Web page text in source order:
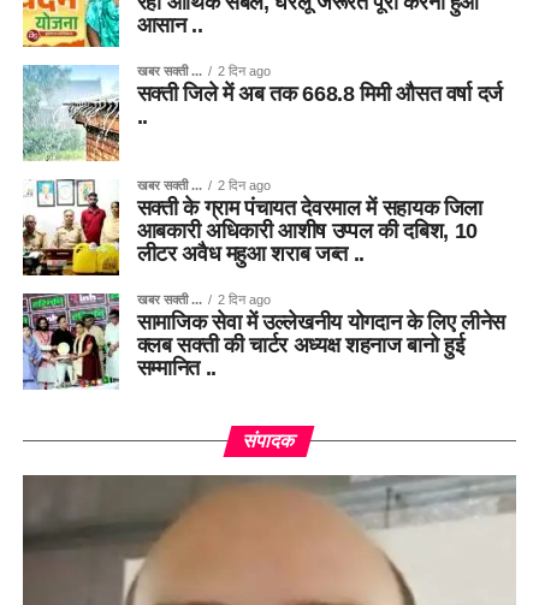
आसान ..
खबर सक्ती ... 2 दिन ago
सक्ती जिले में अब तक 668.8 मिमी औसत वर्षा दर्ज
..
खबर सक्ती ... 2 दिन ago
सक्ती के ग्राम पंचायत देवरमाल में सहायक जिला
आबकारी अधिकारी आशीष उप्पल की दबिश, 10
लीटर अवैध महुआ शराब जब्त ..
खबर सक्ती ... 2 दिन ago
सामाजिक सेवा में उल्लेखनीय योगदान के लिए लीनेस
क्लब सक्ती की चार्टर अध्यक्ष शहनाज बानो हुई
सम्मानित ..
संपादक